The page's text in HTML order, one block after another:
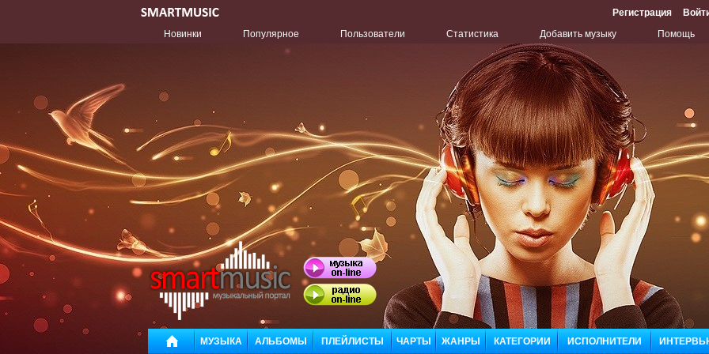
Регистрация
Новинки
Популярное Пользователи Статистика Добавить музыку Помощь
МУЗЫКА АЛЬБОМЫ ПЛЕЙЛИСТЫ ЧАРТЫ ЖАНРЫ КАТЕГОРИИ ИСПОЛНИТЕЛИ